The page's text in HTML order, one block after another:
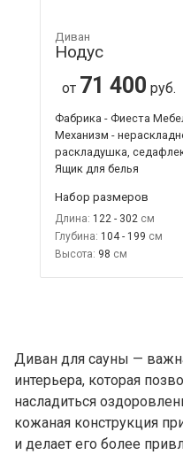
Диван
Нодус
от 71 400 руб.
Фабрика - Фиеста
Механизм -
раскладушка,
Ящик для белья
Набор размеров
Длина: 122 - 302
Глубина: 104 - 199
Высота: 98
Диван для сауны —
интерьера, которая
насладиться
кожаная конструкция
и делает его более